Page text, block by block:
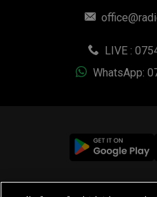
LIVE :
WhatsApp:
© 2019-2026 DOGAN